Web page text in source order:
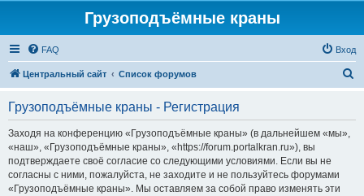
Грузоподъёмные краны
FAQ Вход
Центральный сайт Список форумов
Грузоподъёмные краны - Регистрация
Заходя на конференцию «Грузоподъёмные краны» (в дальнейшем «мы»,
«наш», «Грузоподъёмные краны», «https://forum.portalkran.ru»), вы
подтверждаете своё согласие со следующими условиями. Если вы не
согласны с ними, пожалуйста, не заходите и не пользуйтесь форумами
«Грузоподъёмные краны». Мы оставляем за собой право изменять эти